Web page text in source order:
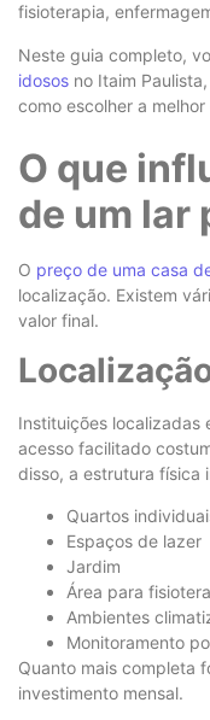
fisioterapia,
Neste guia completo,
idosos no Itaim
como escolher a
O que
de um lar
O preço de uma casa
localização. Existem
valor final.
Instituições localizadas
acesso facilitado
disso, a estrutura física
Quartos
Espaços de lazer
Jardim
Área para
Ambientes
Monitoramento
Quanto mais completa
investimento mensal.